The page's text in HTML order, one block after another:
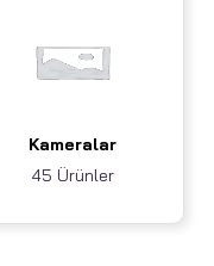
Kameralar
45 Ürünler